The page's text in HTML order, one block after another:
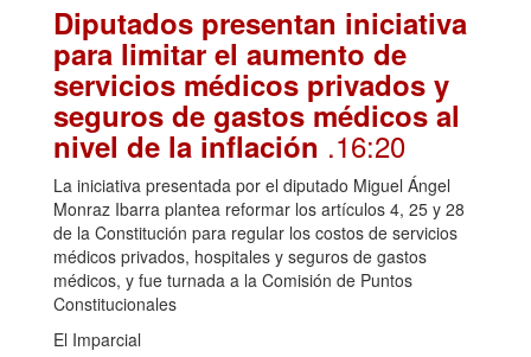
Diputados presentan iniciativa
para limitar el aumento de
servicios médicos privados y
seguros de gastos médicos al
nivel de la inflación .16:20
La iniciativa presentada por el diputado Miguel Ángel
Monraz Ibarra plantea reformar los artículos 4, 25 y 28
de la Constitución para regular los costos de servicios
médicos privados, hospitales y seguros de gastos
médicos, y fue turnada a la Comisión de Puntos
Constitucionales
El Imparcial